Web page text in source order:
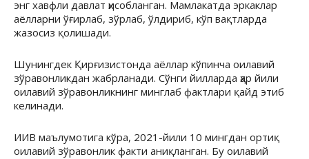
энг хавфли давлат ҳисобланган. Мамлакатда эркаклар
аёлларни ўғирлаб, зўрлаб, ўлдириб, кўп вақтларда
жазосиз қолишади.
Шунингдек Қирғизистонда аёллар кўпинча оилавий
зўравонликдан жабрланади. Сўнги йилларда ҳар йили
оилавий зўравонликнинг минглаб фактлари қайд этиб
келинади.
ИИВ маълумотига кўра, 2021-йили 10 мингдан ортиқ
оилавий зўравонлик факти аниқланган. Бу оилавий